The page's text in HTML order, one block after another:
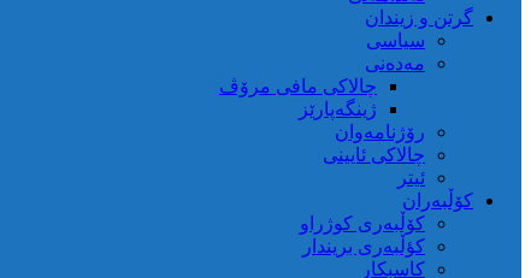
گرتن و زیندان
سیاسی
مەدەنی
چالاکی مافی مرۆڤ
ژینگەپارێز
رۆژنامەوان
چالاکی ئایینی
ئیتر
کۆڵبەران
کۆڵبەری کوژراو
کؤڵبەری بریندار
کاسبکار